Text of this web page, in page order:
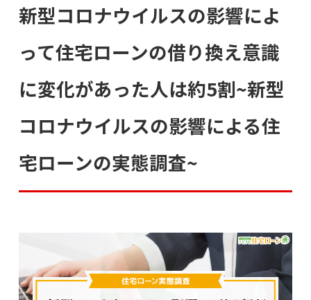
新型コロナウイルスの影響によ
って住宅ローンの借り換え意識
に変化があった人は約5割~新型
コロナウイルスの影響による住
宅ローンの実態調査~